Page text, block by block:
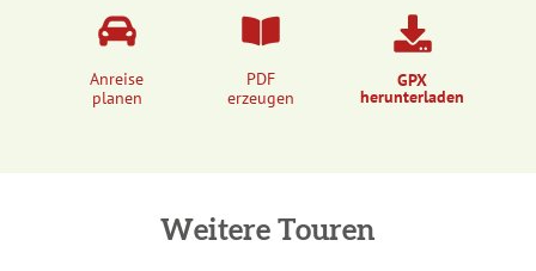
Anreise
planen
PDF
erzeugen
GPX
herunterladen
Weitere Touren